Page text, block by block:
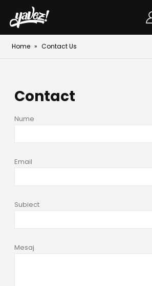
Home » Contact Us
Contact
Nume
Email
Subiect
Mesaj